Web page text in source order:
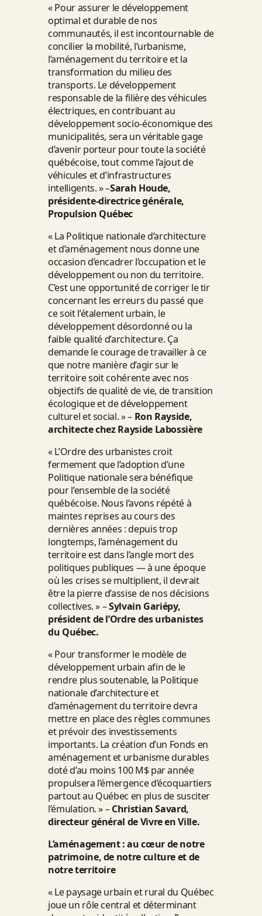
« Pour assurer le développement
optimal et durable de nos
communautés, il est incontournable de
concilier la mobilité, l’urbanisme,
l’aménagement du territoire et la
transformation du milieu des
transports. Le développement
responsable de la filière des véhicules
électriques, en contribuant au
développement socio-économique des
municipalités, sera un véritable gage
d’avenir porteur pour toute la société
québécoise, tout comme l’ajout de
véhicules et d’infrastructures
intelligents. » –Sarah Houde,
présidente-directrice générale,
Propulsion Québec
« La Politique nationale d’architecture
et d’aménagement nous donne une
occasion d’encadrer l’occupation et le
développement ou non du territoire.
C’est une opportunité de corriger le tir
concernant les erreurs du passé que
ce soit l’étalement urbain, le
développement désordonné ou la
faible qualité d’architecture. Ça
demande le courage de travailler à ce
que notre manière d’agir sur le
territoire soit cohérente avec nos
objectifs de qualité de vie, de transition
écologique et de développement
culturel et social. » – Ron Rayside,
architecte chez Rayside Labossière
« L’Ordre des urbanistes croit
fermement que l’adoption d’une
Politique nationale sera bénéfique
pour l’ensemble de la société
québécoise. Nous l’avons répété à
maintes reprises au cours des
dernières années : depuis trop
longtemps, l’aménagement du
territoire est dans l’angle mort des
politiques publiques — à une époque
où les crises se multiplient, il devrait
être la pierre d’assise de nos décisions
collectives. » –Sylvain Gariépy,
président de l’Ordre des urbanistes
du Québec.
« Pour transformer le modèle de
développement urbain afin de le
rendre plus soutenable, la Politique
nationale d’architecture et
d’aménagement du territoire devra
mettre en place des règles communes
et prévoir des investissements
importants. La création d’un Fonds en
aménagement et urbanisme durables
doté d’au moins 100 M$ par année
propulsera l’émergence d’écoquartiers
partout au Québec en plus de susciter
l’émulation. » –Christian Savard,
directeur général de Vivre en Ville.
L’aménagement : au cœur de notre
patrimoine, de notre culture et de
notre territoire
« Le paysage urbain et rural du Québec
joue un rôle central et déterminant